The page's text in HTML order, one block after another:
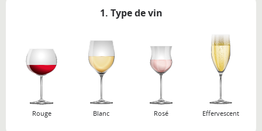
1. Type de vin
Rouge Blanc Rosé Effervescent